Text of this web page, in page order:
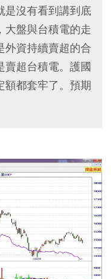
是沒有看到講到底
大盤與台積電的走
外資持續賣超的合
賣超台積電。護國
額都套牢了。預期